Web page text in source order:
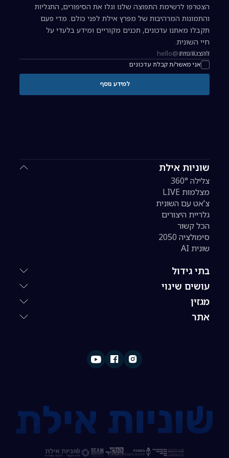
שוניות אילת
צלילה 360°
מצלמות LIVE
צ'אט עם השונית
גלריית היצורים
הכל קשור
סימולציה 2050
שונית AI
בתי גידול
עושים שינוי
מגזין
אתר
הצטרפו לרשימת התפוצה שלנו וגלו את הסיפורים, התגליות
והתמונות המרהיבות של מפרץ אילת לפני כולם. מדי פעם
תקבלו מאתנו עדכונים, תכנים מקוריים ומידע בלעדי על
חיי השונית.
כתובת אימייל להרשמה לניוזלטר
אני מאשר/ת קבלת עדכונים
להצטרפות
למידע נוסף